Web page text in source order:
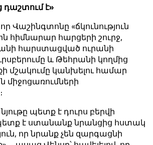
է»
Վաշինգտոնը «ճկունություն
հիմնարար հարցերի շուրջ,
հարստացված ուրանի
և Թեհրանի կողմից
մշակումը կանխելու համար
պետք է դուրս բերվի
է ստանանք նրանցից հստակ
որ նրանք չեն զարգացնի